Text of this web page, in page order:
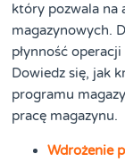
który pozwala na
magazynowych.
płynność
Dowiedz się, jak
programu
pracę magazynu.
Wdrożenie